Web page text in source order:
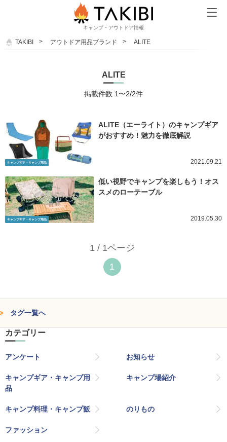
キャンプ・アウトドア情報
TAKIBI アウトドア用品ブランド ALITE
ALITE
掲載件数 1〜2/2件
キャンプギア・キャンプ用品
ALITE（エーライト）のキャンプギア
がおすすめ！魅力を徹底解説
2021.09.21
キャンプギア・キャンプ用品
低い視野でキャンプを楽しもう！オス
スメのローテーブル
2019.05.30
1 / 1ページ
1
タグ一覧へ
カテゴリー
アンケート お知らせ
キャンプギア・キャンプ用
品
キャンプ場紹介
キャンプ料理・キャンプ飯 のりもの
ファッション